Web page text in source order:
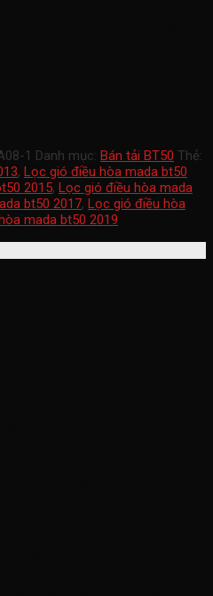
1 Danh mục: Bán tải BT50 Thẻ:
, Lọc gió điều hòa mada bt50
2015, Lọc gió điều hòa mada
bt50 2017, Lọc gió điều hòa
mada bt50 2019